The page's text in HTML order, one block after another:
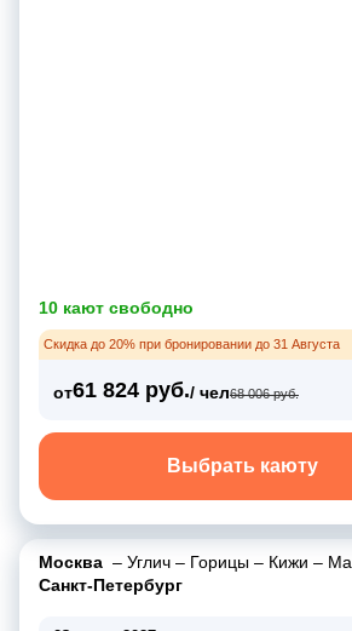
10 кают свободно
Скидка до 20% при бронировании до 31 Августа
от61 824 руб./ чел68 006 руб.
Выбрать каюту
Москва – Углич – Горицы – Кижи –
Санкт-Петербург